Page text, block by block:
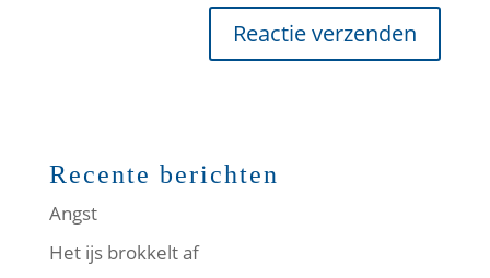
Recente berichten
Angst
Het ijs brokkelt af